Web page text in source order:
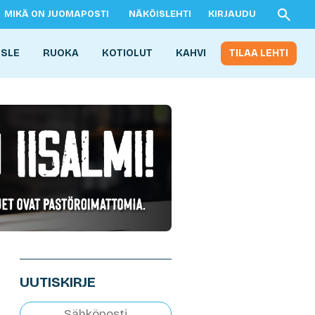
MIKÄ ON JUOMAPOSTI NÄKÖISLEHTI KIRJAUDU
RUOKA KOTIOLUT KAHVI TILAA LEHTI
UUTISKIRJE